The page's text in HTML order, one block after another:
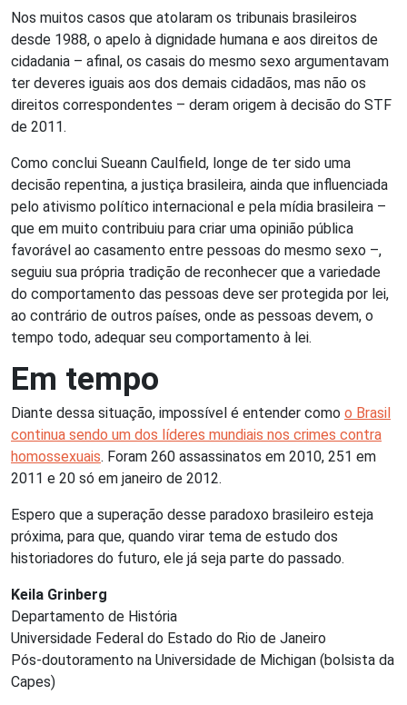
Nos muitos casos que atolaram os tribunais brasileiros
desde 1988, o apelo à dignidade humana e aos direitos de
cidadania – afinal, os casais do mesmo sexo argumentavam
ter deveres iguais aos dos demais cidadãos, mas não os
direitos correspondentes – deram origem à decisão do STF
de 2011.
Como conclui Sueann Caulfield, longe de ter sido uma
decisão repentina, a justiça brasileira, ainda que influenciada
pelo ativismo político internacional e pela mídia brasileira –
que em muito contribuiu para criar uma opinião pública
favorável ao casamento entre pessoas do mesmo sexo –,
seguiu sua própria tradição de reconhecer que a variedade
do comportamento das pessoas deve ser protegida por lei,
ao contrário de outros países, onde as pessoas devem, o
tempo todo, adequar seu comportamento à lei.
Em tempo
Diante dessa situação, impossível é entender como o Brasil
continua sendo um dos líderes mundiais nos crimes contra
homossexuais. Foram 260 assassinatos em 2010, 251 em
2011 e 20 só em janeiro de 2012.
Espero que a superação desse paradoxo brasileiro esteja
próxima, para que, quando virar tema de estudo dos
historiadores do futuro, ele já seja parte do passado.
Keila Grinberg
Departamento de História
Universidade Federal do Estado do Rio de Janeiro
Pós-doutoramento na Universidade de Michigan (bolsista da
Capes)